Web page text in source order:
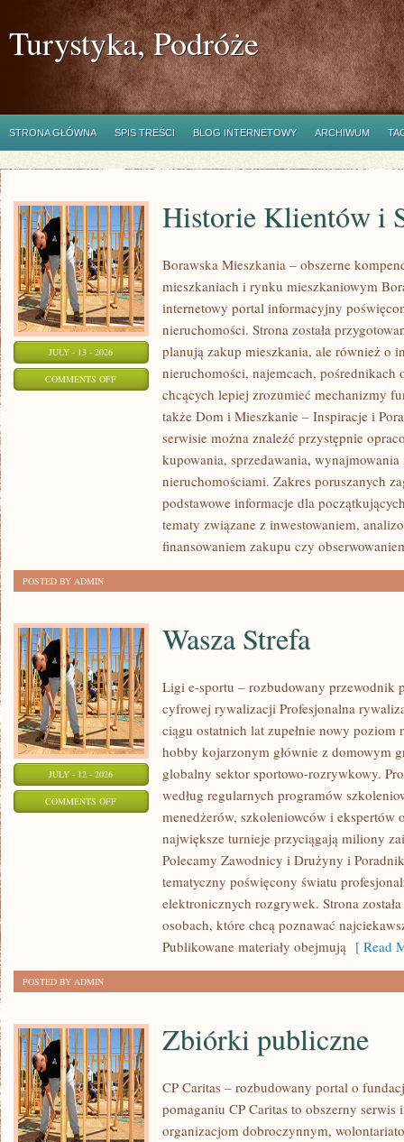
Turystyka, Podróże
STRONA GŁÓWNA SPIS TREŚCI BLOG INTERNETOWY ARCHIWUM
JULY - 13 - 2026
COMMENTS OFFON
Historie Klientów i
Borawska Mieszkania – obszerne
mieszkaniach i rynku mieszkaniowym
internetowy portal informacyjny
nieruchomości. Strona została
planują zakup mieszkania, ale również o
nieruchomości, najemcach,
chcących lepiej zrozumieć mechanizmy
także Dom i Mieszkanie – Inspiracje i
serwisie można znaleźć przystępnie
kupowania, sprzedawania, wynajmowania
nieruchomościami. Zakres poruszanych
podstawowe informacje dla
tematy związane z inwestowaniem,
finansowaniem zakupu czy
POSTED BY ADMIN
JULY - 12 - 2026
COMMENTS OFFON
Wasza Strefa
Ligi e-sportu – rozbudowany przewodnik
cyfrowej rywalizacji Profesjonalna
ciągu ostatnich lat zupełnie nowy poziom
hobby kojarzonym głównie z domowym
globalny sektor sportowo-rozrywkowy.
według regularnych programów
menedżerów, szkoleniowców i ekspertów
największe turnieje przyciągają miliony
Polecamy Zawodnicy i Drużyny i
tematyczny poświęcony światu
elektronicznych rozgrywek. Strona
osobach, które chcą poznawać
Publikowane materiały obejmują [ Read
POSTED BY ADMIN
Zbiórki publiczne
CP Caritas – rozbudowany portal o
pomaganiu CP Caritas to obszerny
organizacjom dobroczynnym,